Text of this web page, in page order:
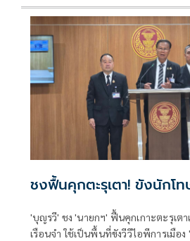
ชงฟื้นคุกตะรุเตา! ขังนักโท
'บุญรวี' ชง 'นายกฯ' ฟื้นคุกเกาะตะรุเ
เรือนจำ ใช้เป็นพื้นที่ขังวีวีไอพีการเมือ